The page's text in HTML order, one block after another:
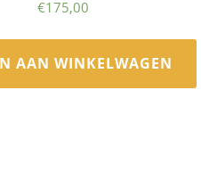
€175,00
AAN WINKELWAGEN